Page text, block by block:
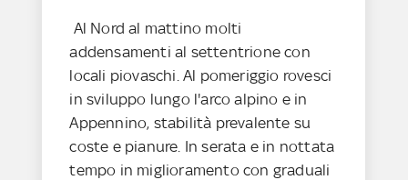
Al Nord al mattino molti
addensamenti al settentrione con
locali piovaschi. Al pomeriggio rovesci
in sviluppo lungo l'arco alpino e in
Appennino, stabilità prevalente su
coste e pianure. In serata e in nottata
tempo in miglioramento con graduali